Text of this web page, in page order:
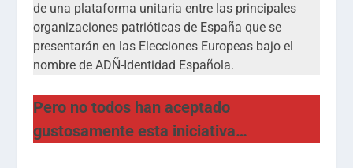
de una plataforma unitaria entre las principales
organizaciones patrióticas de España que se
presentarán en las Elecciones Europeas bajo el
nombre de ADÑ-Identidad Española.
Pero no todos han aceptado
gustosamente esta iniciativa…